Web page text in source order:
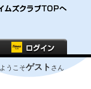
ようこそゲスト さん